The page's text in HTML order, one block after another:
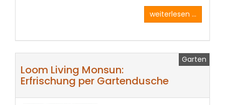
weiterlesen ...
Garten
Loom Living Monsun:
Erfrischung per Gartendusche